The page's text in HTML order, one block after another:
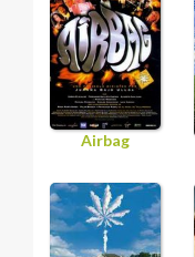
Airbag